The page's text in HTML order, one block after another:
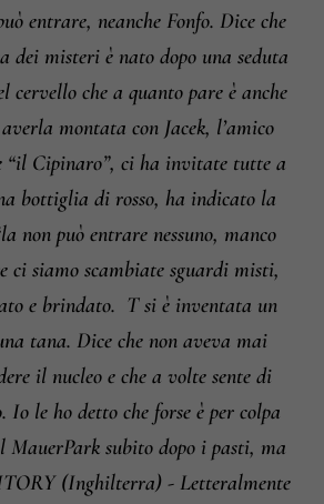
entrare, neanche Fonfo. Dice che
dei misteri è nato dopo una seduta
cervello che a quanto pare è anche
montata con Jacek, l’amico
“il Cipinaro”, ci ha invitate tutte a
bottiglia di rosso, ha indicato la
non può entrare nessuno, manco
ci siamo scambiate sguardi misti,
e brindato. T si è inventata un
tana. Dice che non aveva mai
il nucleo e che a volte sente di
Io le ho detto che forse è per colpa
MauerPark subito dopo i pasti, ma
(Inghilterra) - Letteralmente